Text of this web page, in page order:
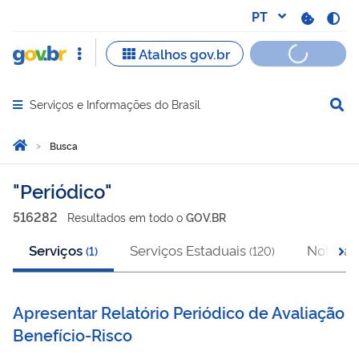
Abrir menu principal de navegação
Serviços e Informações do Brasil
Você está aqui:
Página Inicial
Busca
Busca
Periódico
516282 Resultados em todo o GOV.BR
Serviços (1) Serviços Estaduais (120) Notícias
Apresentar Relatório Periódico de Avaliação
Benefício-Risco